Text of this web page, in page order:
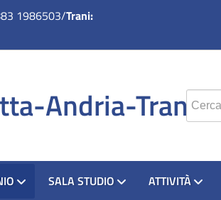
1986503/Trani:
Andria-Trani
SALA STUDIO ATTIVITÀ